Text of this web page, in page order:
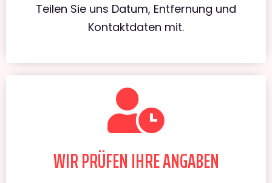
Teilen Sie uns Datum, Entfernung und
Kontaktdaten mit.
WIR PRÜFEN IHRE ANGABEN